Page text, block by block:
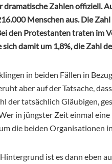
dramatische Zahlen offiziell.
Menschen aus. Die
den Protestanten traten im
damit um 1,8%, die Zahl
in beiden Fällen in
aber auf der Tatsache,
der tatsächlich Gläubigen,
in jüngster Zeit einmal
die beiden Organisationen
ist es dann eben